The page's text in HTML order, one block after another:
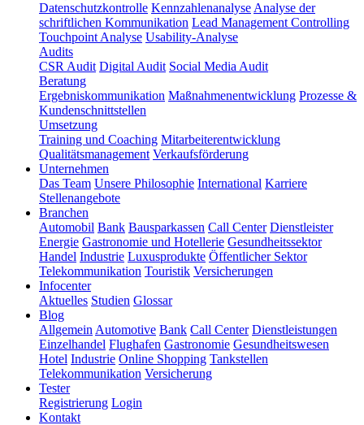
Datenschutzkontrolle Kennzahlenanalyse Analyse der
schriftlichen Kommunikation Lead Management Controlling
Touchpoint Analyse Usability-Analyse
Audits
CSR Audit Digital Audit Social Media Audit
Beratung
Ergebniskommunikation Maßnahmenentwicklung Prozesse &
Kundenschnittstellen
Umsetzung
Training und Coaching Mitarbeiterentwicklung
Qualitätsmanagement Verkaufsförderung
Unternehmen
Das Team Unsere Philosophie International Karriere
Stellenangebote
Branchen
Automobil Bank Bausparkassen Call Center Dienstleister
Energie Gastronomie und Hotellerie Gesundheitssektor
Handel Industrie Luxusprodukte Öffentlicher Sektor
Telekommunikation Touristik Versicherungen
Infocenter
Aktuelles Studien Glossar
Blog
Allgemein Automotive Bank Call Center Dienstleistungen
Einzelhandel Flughafen Gastronomie Gesundheitswesen
Hotel Industrie Online Shopping Tankstellen
Telekommunikation Versicherung
Tester
Registrierung Login
Kontakt